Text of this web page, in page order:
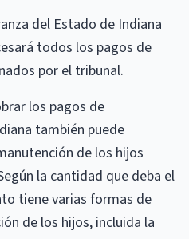
del Estado de Indiana
todos los pagos de
por el tribunal.
los pagos de
también puede
de los hijos
la cantidad que deba el
tiene varias formas de
de los hijos, incluida la